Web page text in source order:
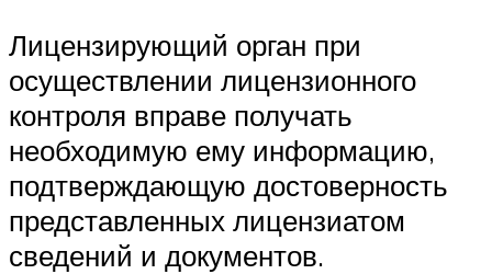
Лицензирующий орган при
осуществлении лицензионного
контроля вправе получать
необходимую ему информацию,
подтверждающую достоверность
представленных лицензиатом
сведений и документов.